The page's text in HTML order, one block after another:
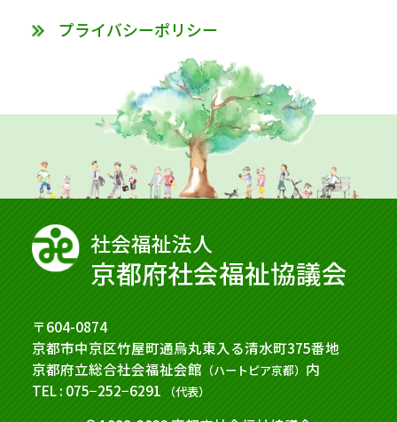
プライバシーポリシー
社会福祉法⼈
京都府社会福祉協議会
〒604-0874
京都市中京区竹屋町通烏丸東入る清水町375番地
京都府立総合社会福祉会館 （ハートピア京都） 内
TEL : 075−252−6291
（代表）